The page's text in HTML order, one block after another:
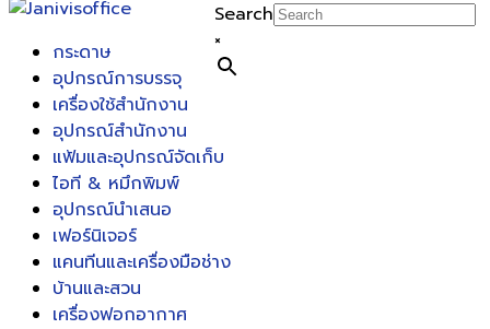
Search
×
กระดาษ
อุปกรณ์การบรรจุ
เครื่องใช้สำนักงาน
อุปกรณ์สำนักงาน
แฟ้มและอุปกรณ์จัดเก็บ
ไอที & หมึกพิมพ์
อุปกรณ์นำเสนอ
เฟอร์นิเจอร์
แคนทีนและเครื่องมือช่าง
บ้านและสวน
เครื่องฟอกอากาศ